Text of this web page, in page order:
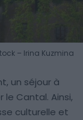
– Irina Kuzmina
un séjour à
Cantal. Ainsi,
culturelle et